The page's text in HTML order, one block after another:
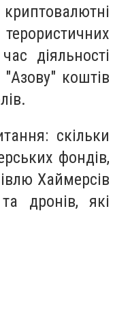
діяльності
коштів
скільки
фондів,
Хаймерсів
дронів, які